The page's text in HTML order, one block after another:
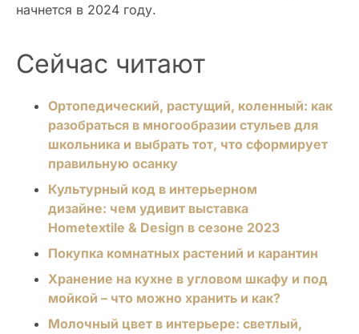
начнется в 2024 году.
Сейчас читают
Ортопедический, растущий, коленный: как
разобраться в многообразии стульев для
школьника и выбрать тот, что сформирует
правильную осанку
Культурный код в интерьерном
дизайне: чем удивит выставка
Hometextile & Design в сезоне 2023
Покупка комнатных растений и карантин
Хранение на кухне в угловом шкафу и под
мойкой – что можно хранить и как?
Молочный цвет в интерьере: светлый,